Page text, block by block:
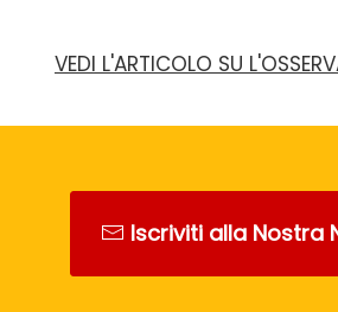
VEDI L'ARTICOLO SU
Iscriviti alla Nostra